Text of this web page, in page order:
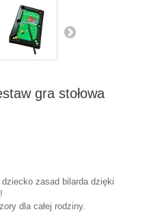
gra stołowa
zasad bilarda dzięki
dla całej rodziny.